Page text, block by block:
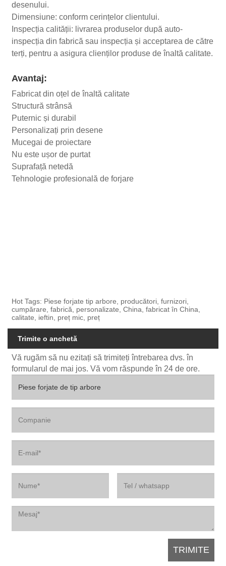
desenului.
Dimensiune: conform cerințelor clientului.
Inspecția calității: livrarea produselor după auto-
inspecția din fabrică sau inspecția și acceptarea de către
terți, pentru a asigura clienților produse de înaltă calitate.
Avantaj:
Fabricat din oțel de înaltă calitate
Structură strânsă
Puternic și durabil
Personalizați prin desene
Mucegai de proiectare
Nu este ușor de purtat
Suprafață netedă
Tehnologie profesională de forjare
Hot Tags: Piese forjate tip arbore, producători, furnizori,
cumpărare, fabrică, personalizate, China, fabricat în China,
calitate, ieftin, preț mic, preț
Trimite o anchetă
Vă rugăm să nu ezitați să trimiteți întrebarea dvs. în
formularul de mai jos. Vă vom răspunde în 24 de ore.